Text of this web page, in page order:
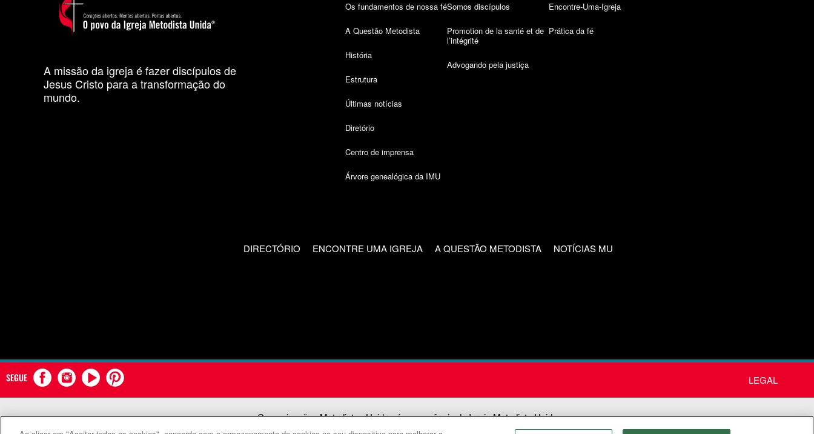
A missão da igreja é fazer discípulos de
Jesus Cristo para a transformação do
mundo.
Os fundamentos de nossa fé
A Questão Metodista
História
Estrutura
Últimas notícias
Diretório
Centro de imprensa
Árvore genealógica da IMU
Somos discípulos
Promotion de la santé et de
l’intégrité
Advogando pela justiça
Encontre-Uma-Igreja
Prática da fé
DIRECTÓRIO ENCONTRE UMA IGREJA A QUESTÃO METODISTA NOTÍCIAS MU
SEGUE LEGAL
Comunicações Metodistas Unidas é uma agência da Igreja Metodista Unida